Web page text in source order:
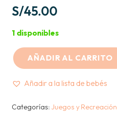
S/45.00
1 disponibles
OSITO
UN
AÑADIR AL CARRITO
Añadir a la lista de bebés
Categorías: Juegos y Recreación